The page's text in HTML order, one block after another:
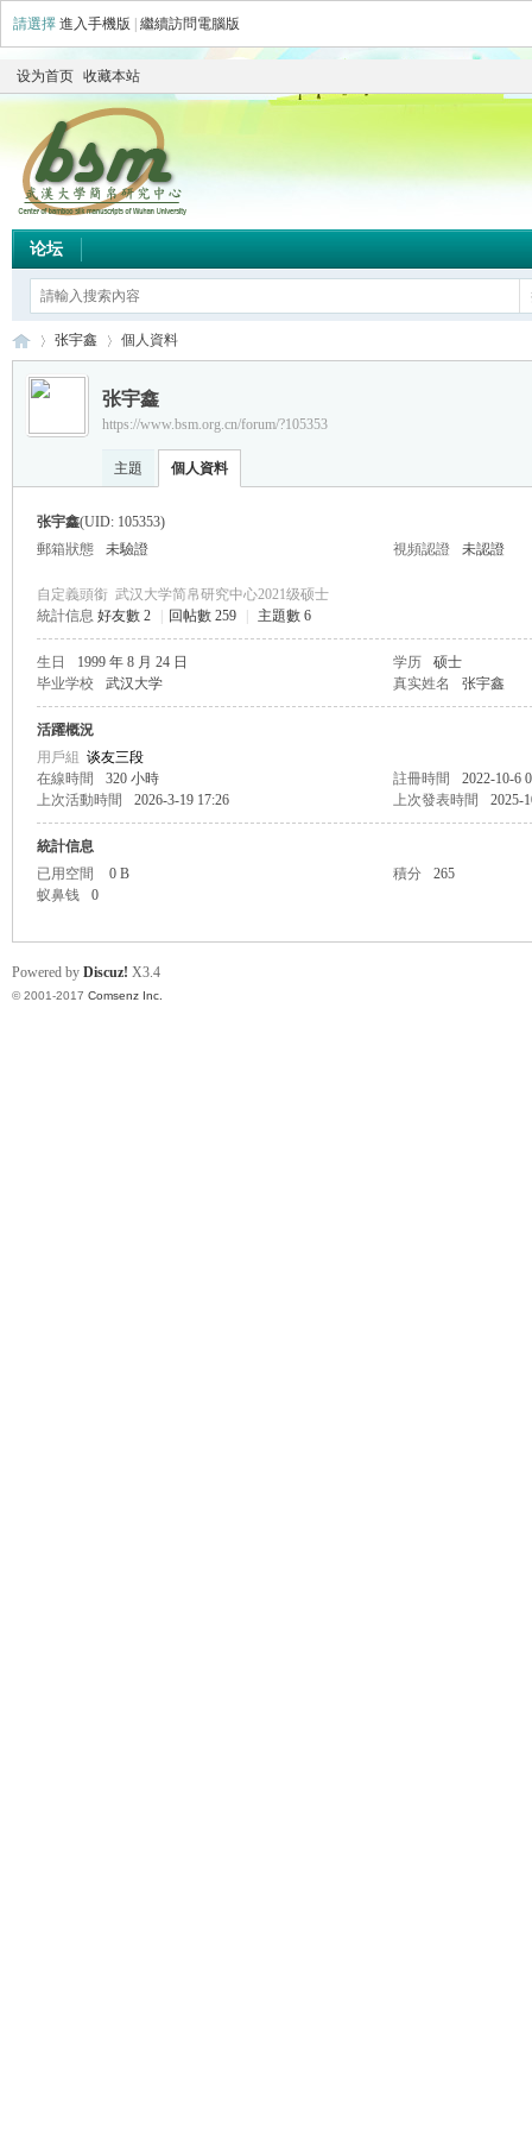
請選擇 進入手機版 繼續訪問電腦版
设为首页 收藏本站
论坛
›
张宇鑫 個人資料
张宇鑫
https://www.bsm.org.cn/forum/?105353
主題 個人資料
张宇鑫(UID: 105353)
郵箱狀態
未驗證 視頻認證 未認證
自定義頭銜 武汉大学简帛研究中心2021级硕士
統計信息 好友數 2 回帖數 259 主題數 6
生日 1999 年 8 月 24 日 学历
硕士
毕业学校
武汉大学 真实姓名 张宇鑫
活躍概況
用戶組 谈友三段
在線時間
320 小時 註冊時間
2022-10-6
上次活動時間
2026-3-19 17:26 上次發表時間 2025-
統計信息
已用空間
0 B 積分
265
蚁鼻钱
0
Powered by Discuz! X3.4
© 2001-2017 Comsenz Inc.